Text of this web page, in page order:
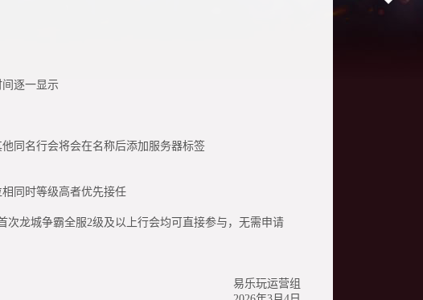
逐一显示
同名行会将会在名称后添加服务器标签
同时等级高者优先接任
龙城争霸全服2级及以上行会均可直接参与，无需申请
易乐玩运营组